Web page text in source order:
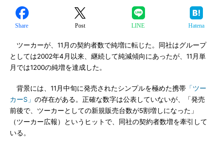
Share Post LINE Hatena
ツーカーが、11月の契約者数で純増に転じた。同社はグループ
としては2002年4月以来、継続して純減傾向にあったが、11月単
月では1200の純増を達成した。
背景には、11月中旬に発売されたシンプルを極めた携帯 「ツー
カーS」 の存在がある。正確な数字は公表していないが、「発売
前後で、ツーカーとしての新規販売台数が5割増しになった」
（ツーカー広報）というヒットで、同社の契約者数増を牽引して
いる。